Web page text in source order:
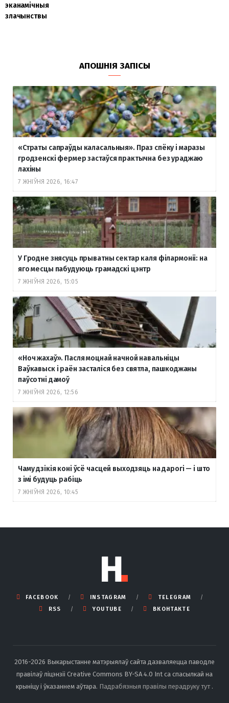
эканамічныя
злачынствы
АПОШНІЯ ЗАПІСЫ
«Страты сапраўды каласальныя». Праз спёку і маразы
гродзенскі фермер застаўся практычна без ураджаю
лахіны
7 ЖНІЎНЯ 2026, 16:47
У Гродне знясуць прыватны сектар каля філармоніі: на
яго месцы пабудуюць грамадскі цэнтр
7 ЖНІЎНЯ 2026, 15:05
«Ноч жахаў». Пасля моцнай начной навальніцы
Ваўкавыск і раён засталіся без святла, пашкоджаны
паўсотні дамоў
7 ЖНІЎНЯ 2026, 12:56
Чаму дзікія коні ўсё часцей выходзяць на дарогі — і што
з імі будуць рабіць
7 ЖНІЎНЯ 2026, 10:45
FACEBOOK INSTAGRAM
TELEGRAM
RSS
YOUTUBE ВКОНТАКТЕ
2016-2026 Выкарыстанне матэрыялаў сайта дазваляецца паводле
правілаў ліцэнзіі Creative Commons BY-SA 4.0 Int са спасылкай на
крыніцу і ўказаннем аўтара. Падрабязныя правілы перадруку тут .